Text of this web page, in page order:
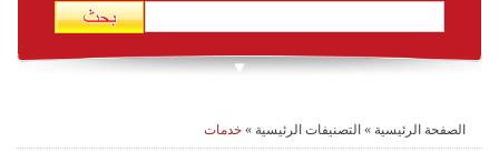
الصفحة الرئيسية » التصنيفات الرئيسية » خدمات